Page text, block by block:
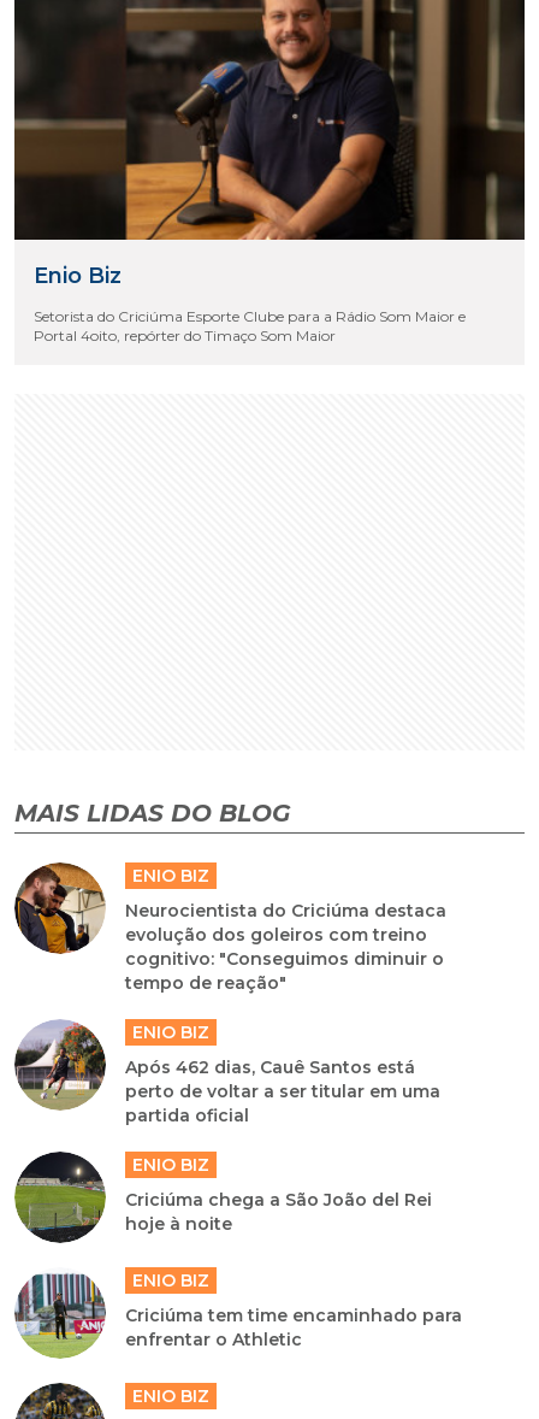
Enio Biz
Setorista do Criciúma Esporte Clube para a Rádio Som Maior e
Portal 4oito, repórter do Timaço Som Maior
MAIS LIDAS DO BLOG
ENIO BIZ
Neurocientista do Criciúma destaca
evolução dos goleiros com treino
cognitivo: "Conseguimos diminuir o
tempo de reação"
ENIO BIZ
Após 462 dias, Cauê Santos está
perto de voltar a ser titular em uma
partida oficial
ENIO BIZ
Criciúma chega a São João del Rei
hoje à noite
ENIO BIZ
Criciúma tem time encaminhado para
enfrentar o Athletic
ENIO BIZ